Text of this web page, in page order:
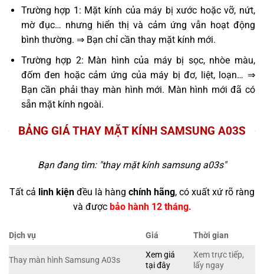
Trường hợp 1: Mặt kính của máy bị xước hoặc vỡ, nứt,
mờ đục… nhưng hiển thị và cảm ứng vẫn hoạt động
bình thường. ⇒ Bạn chỉ cần thay mặt kính mới.
Trường hợp 2: Màn hình của máy bị sọc, nhòe màu,
đốm đen hoặc cảm ứng của máy bị đơ, liệt, loạn… ⇒
Bạn cần phải thay màn hình mới. Màn hình mới đã có
sẵn mặt kính ngoài.
BẢNG GIÁ THAY MẶT KÍNH SAMSUNG A03S
Bạn đang tìm: "thay mặt kính samsung a03s"
Tất cả linh kiện đều là hàng chính hãng, có xuất xứ rõ ràng
và được bảo hành 12 tháng.
Dịch vụ Giá Thời gian
Thay màn hình Samsung A03s
Xem giá
tại đây
Xem trực tiếp,
lấy ngay